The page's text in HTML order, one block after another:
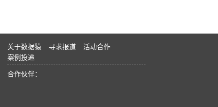
关于数据猿 寻求报道
活动合作
案例投递
合作伙伴：